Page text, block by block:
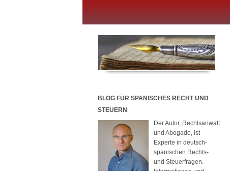
BLOG FÜR SPANISCHES RECHT UND
STEUERN
Der Autor, Rechtsanwalt
und Abogado, ist
Experte in deutsch-
spanischen Rechts-
und Steuerfragen.